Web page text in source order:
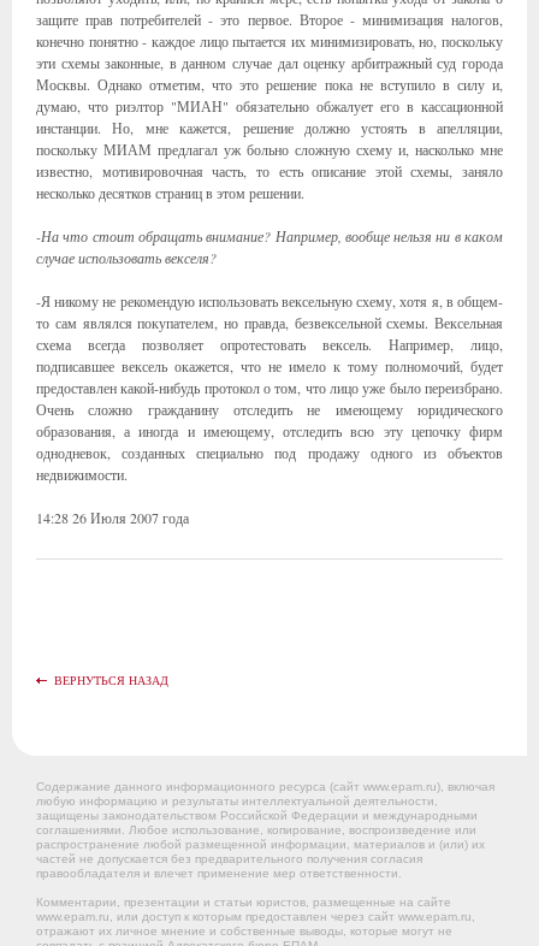
защите прав потребителей - это первое. Второе - минимизация налогов,
конечно понятно - каждое лицо пытается их минимизировать, но, поскольку
эти схемы законные, в данном случае дал оценку арбитражный суд города
Москвы. Однако отметим, что это решение пока не вступило в силу и,
думаю, что риэлтор "МИАН" обязательно обжалует его в кассационной
инстанции. Но, мне кажется, решение должно устоять в апелляции,
поскольку МИАМ предлагал уж больно сложную схему и, насколько мне
известно, мотивировочная часть, то есть описание этой схемы, заняло
несколько десятков страниц в этом решении.
-На что стоит обращать внимание? Например, вообще нельзя ни в каком
случае использовать векселя?
-Я никому не рекомендую использовать вексельную схему, хотя я, в общем-
то сам являлся покупателем, но правда, безвексельной схемы. Вексельная
схема всегда позволяет опротестовать вексель. Например, лицо,
подписавшее вексель окажется, что не имело к тому полномочий, будет
предоставлен какой-нибудь протокол о том, что лицо уже было переизбрано.
Очень сложно гражданину отследить не имеющему юридического
образования, а иногда и имеющему, отследить всю эту цепочку фирм
однодневок, созданных специально под продажу одного из объектов
недвижимости.
14:28 26 Июля 2007 года
ВЕРНУТЬСЯ НАЗАД
Содержание данного информационного ресурса (сайт www.epam.ru), включая
любую информацию и результаты интеллектуальной деятельности,
защищены законодательством Российской Федерации и международными
соглашениями. Любое использование, копирование, воспроизведение или
распространение любой размещенной информации, материалов и (или) их
частей не допускается без предварительного получения согласия
правообладателя и влечет применение мер ответственности.
Комментарии, презентации и статьи юристов, размещенные на сайте
www.epam.ru, или доступ к которым предоставлен через сайт www.epam.ru,
отражают их личное мнение и собственные выводы, которые могут не